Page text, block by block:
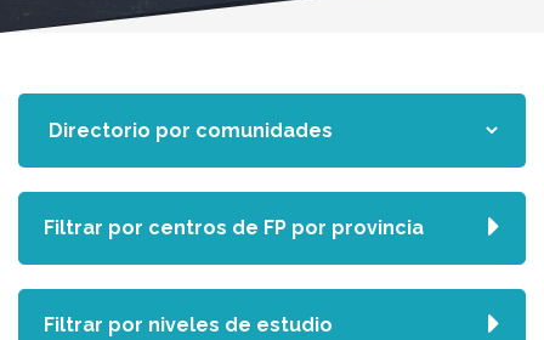
Filtrar por centros de FP por provincia
Filtrar por niveles de estudio